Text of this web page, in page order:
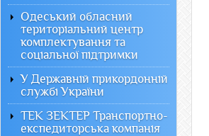
Одеський обласний
територіальний центр
комплектування та
соціальної підтримки
У Державній прикордонній
службі України
ТЕК ЗЕКТЕР Транспортно-
експедиторська компанія